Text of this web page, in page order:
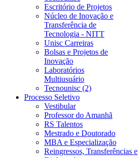
Escritório de Projetos
Núcleo de Inovação e
Transferência de
Tecnologia - NITT
Unisc Carreiras
Bolsas e Projetos de
Inovação
Laboratórios
Multiusuário
Tecnounisc (2)
Processo Seletivo
Vestibular
Professor do Amanhã
RS Talentos
Mestrado e Doutorado
MBA e Especialização
Reingressos, Transferências e